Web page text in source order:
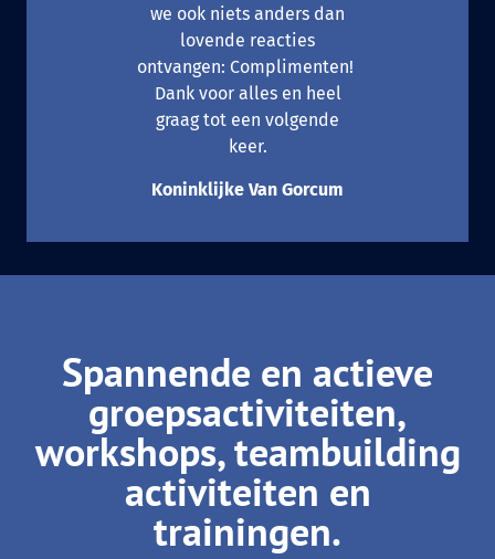
we ook niets anders dan
lovende reacties
ontvangen: Complimenten!
Dank voor alles en heel
graag tot een volgende
keer.
Koninklijke Van Gorcum
Spannende en actieve
groepsactiviteiten,
workshops, teambuilding
activiteiten en
trainingen.